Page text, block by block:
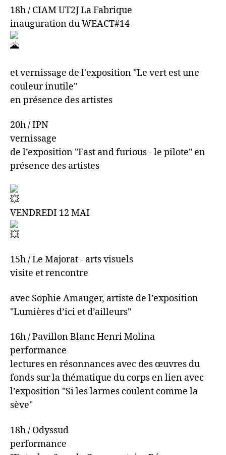
18h / CIAM UT2J La Fabrique
inauguration du WEACT#14
et vernissage de l'exposition "Le vert est une
couleur inutile"
en présence des artistes
20h / IPN
vernissage
de l’exposition "Fast and furious - le pilote" en
présence des artistes
VENDREDI 12 MAI
15h / Le Majorat - arts visuels
visite et rencontre
avec Sophie Amauger, artiste de l’exposition
"Lumières d’ici et d’ailleurs"
16h / Pavillon Blanc Henri Molina
performance
lectures en résonnances avec des œuvres du
fonds sur la thématique du corps en lien avec
l’exposition "Si les larmes coulent comme la
sève"
18h / Odyssud
performance